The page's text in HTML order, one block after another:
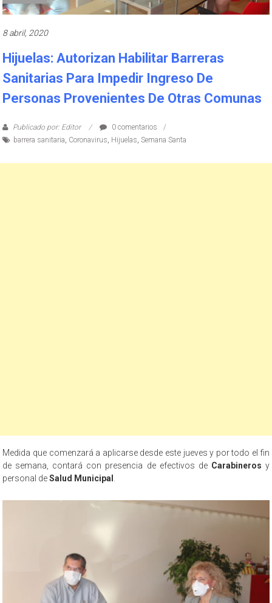
8 abril, 2020
Hijuelas: Autorizan Habilitar Barreras
Sanitarias Para Impedir Ingreso De
Personas Provenientes De Otras Comunas
Publicado por: Editor
0 comentarios
barrera sanitaria Coronavirus Hijuelas ,Semana Santa
Medida que comenzará a aplicarse desde este jueves y por todo el fin
de semana, contará con presencia de efectivos de Carabineros y
personal deSalud Municipal